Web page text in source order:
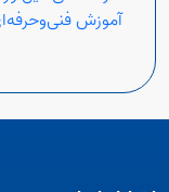
آموزش